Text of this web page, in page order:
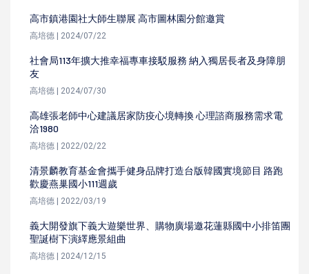
高市鎮港園社大師生聯展 高市圖林園分館邀賞
高培德 | 2024/07/22
社會局113年擴大推幸福專車接駁服務 納入獨居長者及身障朋
友
高培德 | 2024/07/30
高雄張老師中心建議居家防疫心境轉換 心理諮商服務需求電
洽1980
高培德 | 2022/02/22
清景麟教育基金會攜手健身品牌打造台版韓國實境節目 路跑
歡慶燕巢國小111週歲
高培德 | 2022/03/19
義大開發旗下義大遊樂世界、購物廣場邀花蓮縣國中小排笛團
聖誕樹下演繹應景組曲
高培德 | 2024/12/15